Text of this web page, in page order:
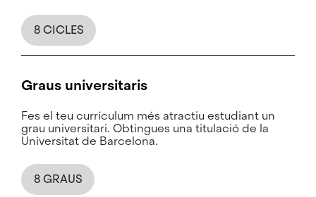
8 CICLES
Graus universitaris
Fes el teu currículum més atractiu estudiant un
grau universitari. Obtingues una titulació de la
Universitat de Barcelona.
8 GRAUS